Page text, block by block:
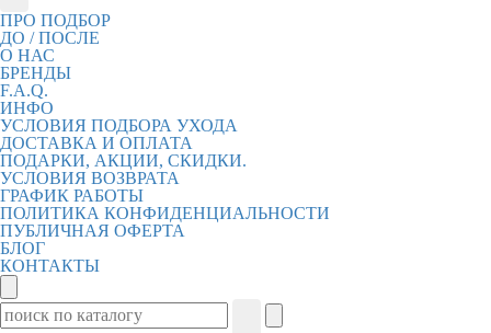
ПРО ПОДБОР
ДО / ПОСЛЕ
О НАС
БРЕНДЫ
F.A.Q.
ИНФО
УСЛОВИЯ ПОДБОРА УХОДА
ДОСТАВКА И ОПЛАТА
ПОДАРКИ, АКЦИИ, СКИДКИ.
УСЛОВИЯ ВОЗВРАТА
ГРАФИК РАБОТЫ
ПОЛИТИКА КОНФИДЕНЦИАЛЬНОСТИ
ПУБЛИЧНАЯ ОФЕРТА
БЛОГ
КОНТАКТЫ